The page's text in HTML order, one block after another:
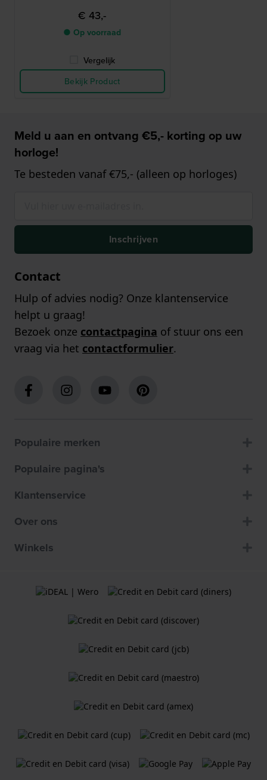
€ 43,-
● Op voorraad
Vergelijk
Bekijk Product
Meld u aan en ontvang €5,- korting op uw
horloge!
Te besteden vanaf €75,- (alleen op horloges)
Inschrijven
Contact
Hulp of advies nodig? Onze klantenservice
helpt u graag!
Bezoek onze contactpagina of stuur ons een
vraag via het contactformulier.
Populaire merken
Populaire pagina's
Klantenservice
Over ons
Winkels